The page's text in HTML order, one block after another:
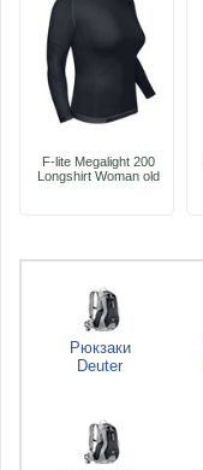
F-lite Megalight 200
Longshirt Woman old
Рюкзаки
Deuter